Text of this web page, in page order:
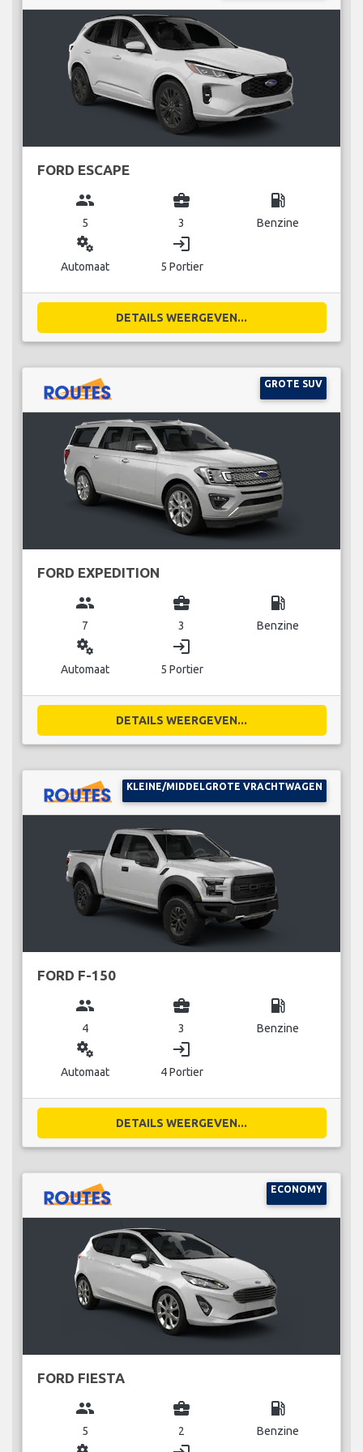
FORD ESCAPE
group
5
business_center
3
local_gas_station
Benzine
miscellaneous_services
Automaat
login
5 Portier
DETAILS WEERGEVEN...
GROTE SUV
FORD EXPEDITION
group
7
business_center
3
local_gas_station
Benzine
miscellaneous_services
Automaat
login
5 Portier
DETAILS WEERGEVEN...
KLEINE/MIDDELGROTE VRACHTWAGEN
FORD F-150
group
4
business_center
3
local_gas_station
Benzine
miscellaneous_services
Automaat
login
4 Portier
DETAILS WEERGEVEN...
ECONOMY
FORD FIESTA
group
5
business_center
2
local_gas_station
Benzine